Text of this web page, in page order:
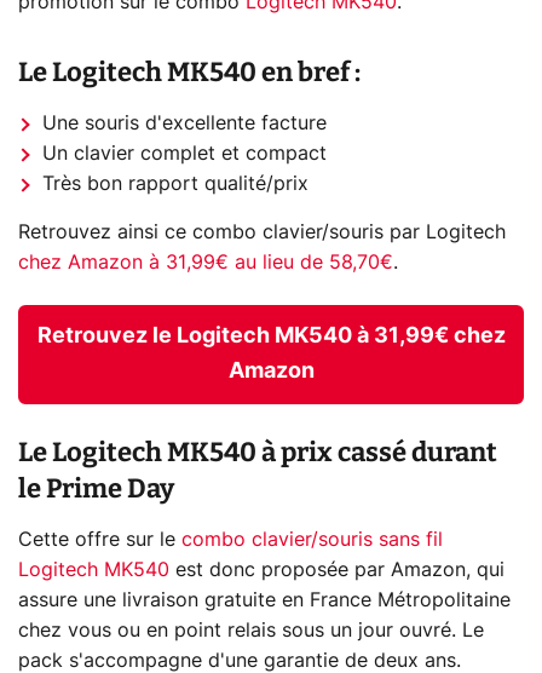
Le Logitech MK540 en bref :
Une souris d'excellente facture
Un clavier complet et compact
Très bon rapport qualité/prix
Retrouvez ainsi ce combo clavier/souris par Logitech
chez Amazon à 31,99€ au lieu de 58,70€.
Retrouvez le Logitech MK540 à 31,99€ chez
Amazon
Le Logitech MK540 à prix cassé durant
le Prime Day
Cette offre sur le combo clavier/souris sans fil
Logitech MK540 est donc proposée par Amazon, qui
assure une livraison gratuite en France Métropolitaine
chez vous ou en point relais sous un jour ouvré. Le
pack s'accompagne d'une garantie de deux ans.